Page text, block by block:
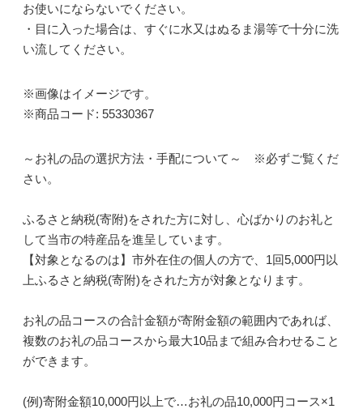
お使いにならないでください。
・目に入った場合は、すぐに水又はぬるま湯等で十分に洗
い流してください。
※画像はイメージです。
※商品コード: 55330367
～お礼の品の選択方法・手配について～ ※必ずご覧くだ
さい。
ふるさと納税(寄附)をされた方に対し、心ばかりのお礼と
して当市の特産品を進呈しています。
【対象となるのは】市外在住の個人の方で、1回5,000円以
上ふるさと納税(寄附)をされた方が対象となります。
お礼の品コースの合計金額が寄附金額の範囲内であれば、
複数のお礼の品コースから最大10品まで組み合わせること
ができます。
(例)寄附金額10,000円以上で…お礼の品10,000円コース×1